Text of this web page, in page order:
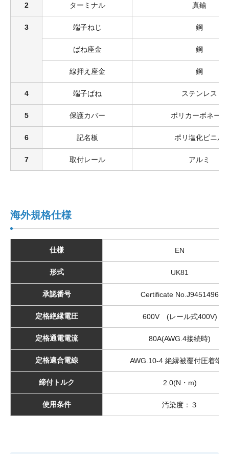
2 ターミナル 真鍮
3 端子ねじ 鋼
ばね座金 鋼
線押え座金 鋼
4 端子ばね ステンレス
5 保護カバー ポリカーボネート
6 記名板 ポリ塩化ビニル
7 取付レール アルミ
海外規格仕様
仕様 EN
形式 UK81
承認番号 Certificate No.J9451496
定格絶縁電圧 600V (レール式400V)
定格通電電流 80A(AWG.4接続時)
定格適合電線 AWG.10-4 絶縁被覆付圧着端子
締付トルク 2.0(N・m)
使用条件 汚染度：３